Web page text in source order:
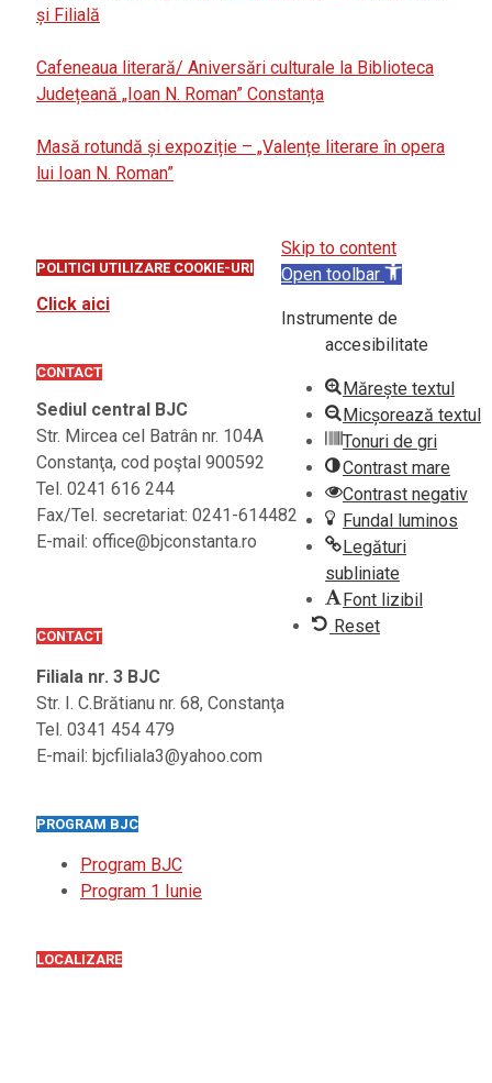
și Filială
Cafeneaua literară/ Aniversări culturale la Biblioteca
Județeană „Ioan N. Roman” Constanța
Masă rotundă și expoziție – „Valențe literare în opera
lui Ioan N. Roman”
POLITICI UTILIZARE COOKIE-URI
Click aici
CONTACT
Sediul central BJC
Str. Mircea cel Batrân nr. 104A
Constanţa, cod poştal 900592
Tel. 0241 616 244
Fax/Tel. secretariat: 0241-614482
E-mail: office@bjconstanta.ro
CONTACT
Filiala nr. 3 BJC
Str. I. C.Brătianu nr. 68, Constanţa
Tel. 0341 454 479
E-mail: bjcfiliala3@yahoo.com
PROGRAM BJC
Program BJC
Program 1 Iunie
LOCALIZARE
Skip to content
Open toolbar
Instrumente de
accesibilitate
Mărește textul
Micșorează textul
Tonuri de gri
Contrast mare
Contrast negativ
Fundal luminos
Legături
subliniate
Font lizibil
Reset